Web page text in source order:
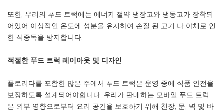
또한, 우리의 푸드 트럭에는 에너지 절약 냉장고와 냉동고가 장착되
어있어 이상적인 온도에 성분을 유지하여 손질 된 고기 나 야채로 인
한 식중독을 방지합니다.
적절한 푸드 트럭 레이아웃 및 디자인
플로리다를 포함한 많은 주에서 푸드 트럭은 운영 중에 식품 안전을
보장하도록 설계되어야합니다. 우리가 판매하는 모바일 푸드 트럭
은 외부 영향으로부터 요리 공간을 보호하기 위해 천장, 문, 벽 및 바